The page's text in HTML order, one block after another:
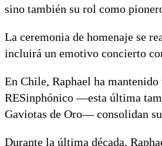
sino también su rol como
La ceremonia de homenaje se
incluirá un emotivo concierto
En Chile, Raphael ha
RESinphónico —esta última
Gaviotas de Oro— consolidan
Durante la última década,